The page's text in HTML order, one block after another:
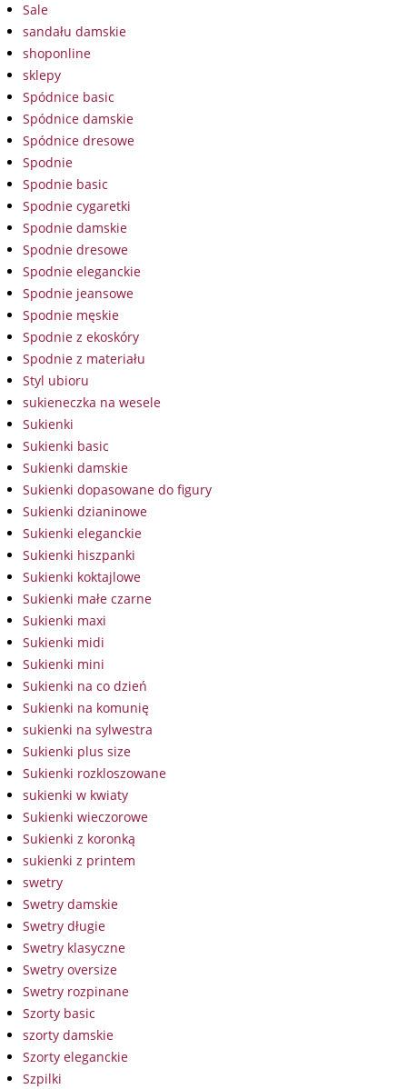
Sale
sandału damskie
shoponline
sklepy
Spódnice basic
Spódnice damskie
Spódnice dresowe
Spodnie
Spodnie basic
Spodnie cygaretki
Spodnie damskie
Spodnie dresowe
Spodnie eleganckie
Spodnie jeansowe
Spodnie męskie
Spodnie z ekoskóry
Spodnie z materiału
Styl ubioru
sukieneczka na wesele
Sukienki
Sukienki basic
Sukienki damskie
Sukienki dopasowane do figury
Sukienki dzianinowe
Sukienki eleganckie
Sukienki hiszpanki
Sukienki koktajlowe
Sukienki małe czarne
Sukienki maxi
Sukienki midi
Sukienki mini
Sukienki na co dzień
Sukienki na komunię
sukienki na sylwestra
Sukienki plus size
Sukienki rozkloszowane
sukienki w kwiaty
Sukienki wieczorowe
Sukienki z koronką
sukienki z printem
swetry
Swetry damskie
Swetry długie
Swetry klasyczne
Swetry oversize
Swetry rozpinane
Szorty basic
szorty damskie
Szorty eleganckie
Szpilki